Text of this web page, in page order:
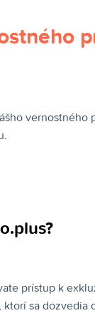
vernostného
prístup k
sa dozvedia